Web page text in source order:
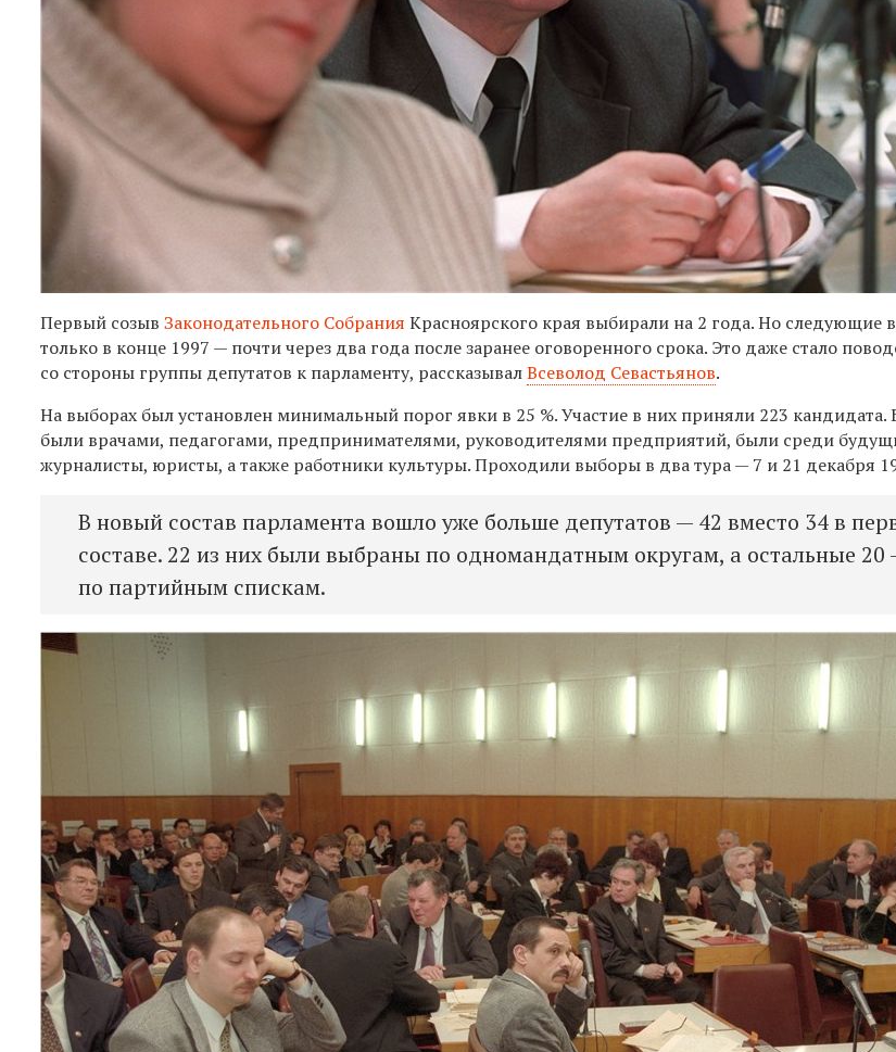
Первый созыв Законодательного Собрания Красноярского края выбирали на 2 года. Но следующие
только в конце 1997 — почти через два года после заранее оговоренного срока. Это даже стало
со стороны группы депутатов к парламенту, рассказывалВсеволод Севастьянов.
На выборах был установлен минимальный порог явки в 25 %. Участие в них приняли 223 кандидата.
были врачами, педагогами, предпринимателями, руководителями предприятий, были среди
журналисты, юристы, а также работники культуры. Проходили выборы в два тура — 7 и 21 декабря
В новый состав парламента вошло уже больше депутатов — 42 вместо 34 в
составе. 22 из них были выбраны по одномандатным округам, а остальные 20
по партийным спискам.